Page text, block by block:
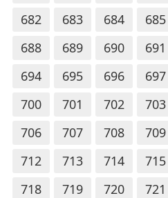
682
683 684 685
688
689 690 691
694
695 696 697
700
701 702 703
706
707 708 709
712
713 714 715
718
719 720 721